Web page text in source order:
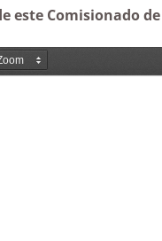
Comisionado de